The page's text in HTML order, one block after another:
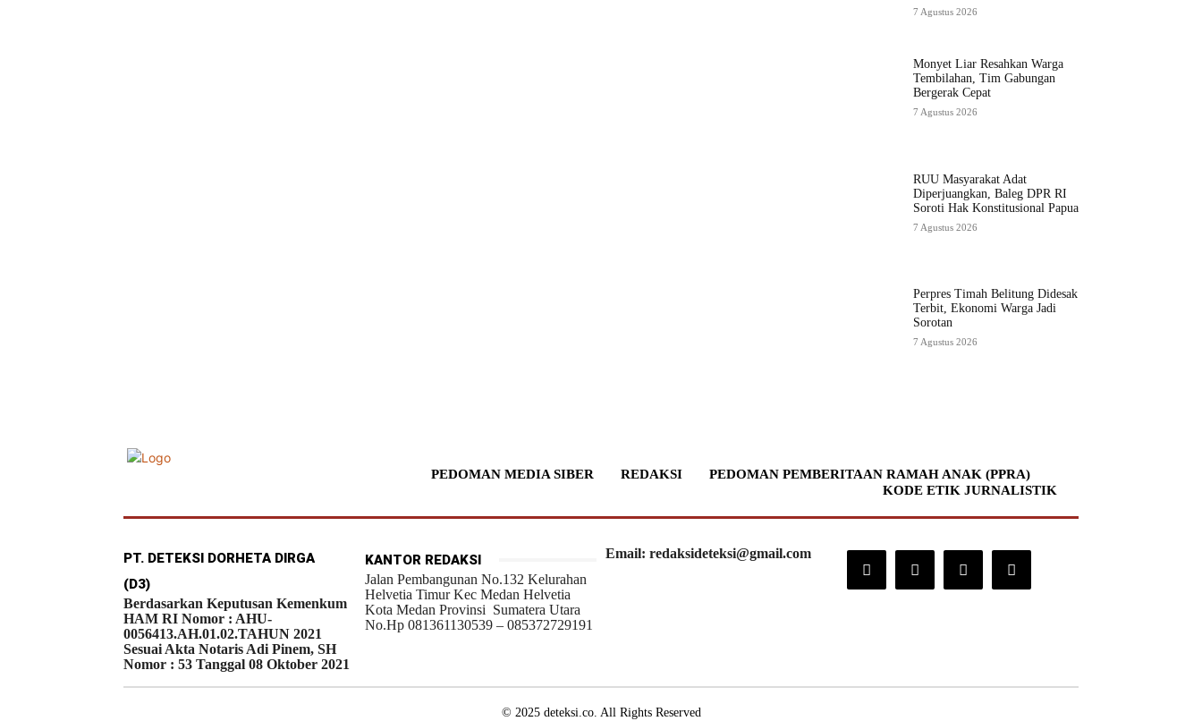
7 Agustus 2026
Monyet Liar Resahkan Warga
Tembilahan, Tim Gabungan
Bergerak Cepat
7 Agustus 2026
RUU Masyarakat Adat
Diperjuangkan, Baleg DPR RI
Soroti Hak Konstitusional Papua
7 Agustus 2026
Perpres Timah Belitung Didesak
Terbit, Ekonomi Warga Jadi
Sorotan
7 Agustus 2026
PEDOMAN MEDIA SIBER REDAKSI
PEDOMAN PEMBERITAAN RAMAH ANAK (PPRA)
KODE ETIK JURNALISTIK
PT. DETEKSI DORHETA DIRGA
(D3)
Berdasarkan Keputusan Kemenkum
HAM RI Nomor : AHU-
0056413.AH.01.02.TAHUN 2021
Sesuai Akta Notaris Adi Pinem, SH
Nomor : 53 Tanggal 08 Oktober 2021
KANTOR REDAKSI
Jalan Pembangunan No.132 Kelurahan
Helvetia Timur Kec Medan Helvetia
Kota Medan Provinsi Sumatera Utara
No.Hp 081361130539 – 085372729191
Email: redaksideteksi@gmail.com
© 2025 deteksi.co. All Rights Reserved